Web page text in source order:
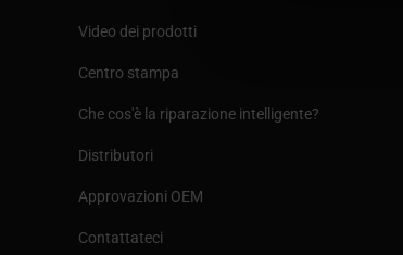
Video dei prodotti
Centro stampa
Che cos'è la riparazione intelligente?
Distributori
Approvazioni OEM
Contattateci